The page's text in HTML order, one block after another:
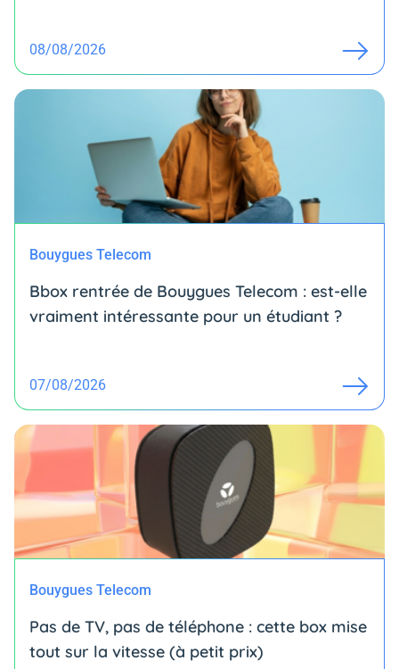
08/08/2026
Bouygues Telecom
Bbox rentrée de Bouygues Telecom : est-elle
vraiment intéressante pour un étudiant ?
07/08/2026
Bouygues Telecom
Pas de TV, pas de téléphone : cette box mise
tout sur la vitesse (à petit prix)